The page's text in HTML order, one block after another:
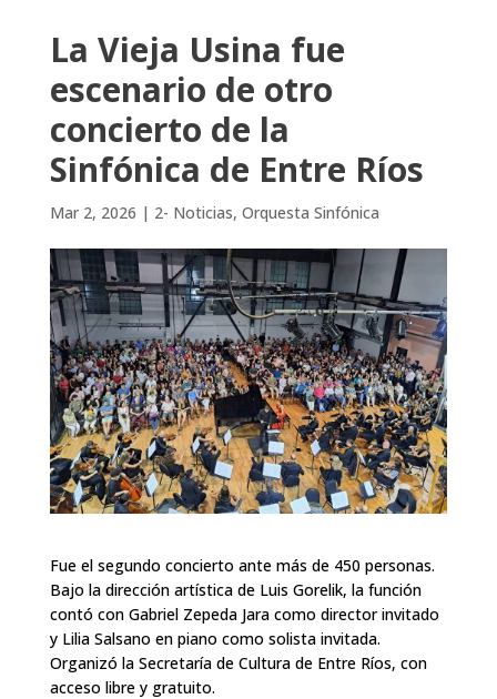
La Vieja Usina fue
escenario de otro
concierto de la
Sinfónica de Entre Ríos
Mar 2, 2026 | 2- Noticias, Orquesta Sinfónica
Fue el segundo concierto ante más de 450 personas.
Bajo la dirección artística de Luis Gorelik, la función
contó con Gabriel Zepeda Jara como director invitado
y Lilia Salsano en piano como solista invitada.
Organizó la Secretaría de Cultura de Entre Ríos, con
acceso libre y gratuito.